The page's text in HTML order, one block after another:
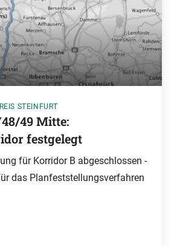
STEINFURT
49 Mitte:
festgelegt
für Korridor B abgeschlossen -
das Planfeststellungsverfahren